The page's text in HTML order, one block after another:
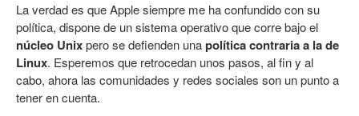
La verdad es que Apple siempre me ha confundido con su
política, dispone de un sistema operativo que corre bajo el
núcleo Unixpero se defienden unapolítica contraria a la de
Linux. Esperemos que retrocedan unos pasos, al fin y al
cabo, ahora las comunidades y redes sociales son un punto a
tener en cuenta.